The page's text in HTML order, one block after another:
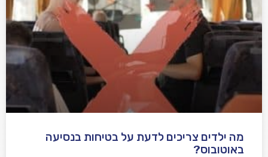
מה ילדים צריכים לדעת על בטיחות בנסיעה
באוטובוס?